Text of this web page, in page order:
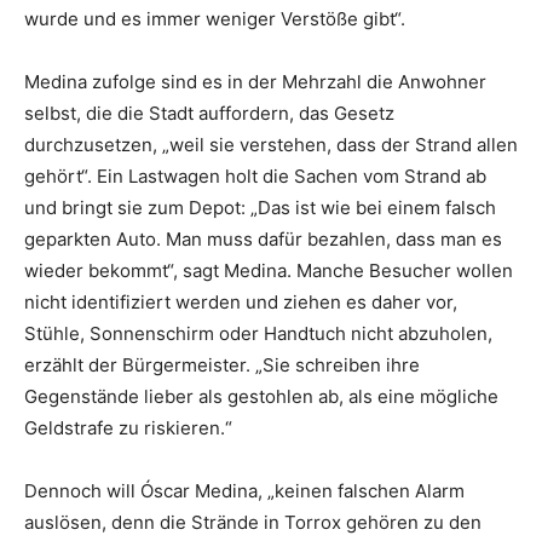
wurde und es immer weniger Verstöße gibt“.
Medina zufolge sind es in der Mehrzahl die Anwohner
selbst, die die Stadt auffordern, das Gesetz
durchzusetzen, „weil sie verstehen, dass der Strand allen
gehört“. Ein Lastwagen holt die Sachen vom Strand ab
und bringt sie zum Depot: „Das ist wie bei einem falsch
geparkten Auto. Man muss dafür bezahlen, dass man es
wieder bekommt“, sagt Medina. Manche Besucher wollen
nicht identifiziert werden und ziehen es daher vor,
Stühle, Sonnenschirm oder Handtuch nicht abzuholen,
erzählt der Bürgermeister. „Sie schreiben ihre
Gegenstände lieber als gestohlen ab, als eine mögliche
Geldstrafe zu riskieren.“
Dennoch will Óscar Medina, „keinen falschen Alarm
auslösen, denn die Strände in Torrox gehören zu den